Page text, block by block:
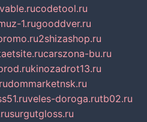
codetool.ru
1.rugooddver.ru
2shizashop.ru
carszona-bu.ru
kinozadrot13.ru
dommarketnsk.ru
veles-doroga.rutb02.ru
surgutgloss.ru